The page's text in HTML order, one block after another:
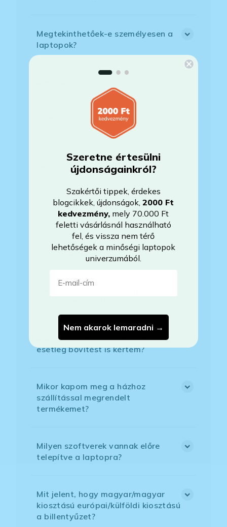
Megtekinthetőek-e személyesen a
laptopok?
Mennyit használták a laptopot?
Az Önök által értékesített gépek
felújítottak?
Mire vonatkozik a garancia?
Milyen akkumulátorállapotra
számíthatok?
Mikor vehetem át a rendelésem, ha
esetleg bővítést is kértem?
Mikor kapom meg a házhoz
szállítással megrendelt
termékemet?
Milyen szoftverek vannak előre
telepítve a laptopra?
Mit jelent, hogy magyar/magyar
kiosztású európai/külföldi kiosztású
a billentyűzet?
Szeretne értesülni
újdonságainkról?
Szakértői tippek, érdekes
blogcikkek, újdonságok,2000 Ft
kedvezmény, mely 70.000 Ft
feletti vásárlásnál használható
fel, és vissza nem térő
lehetőségek a minőségi laptopok
univerzumából.
Nem akarok lemaradni →